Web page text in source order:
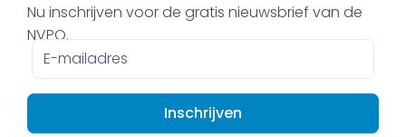
Nu inschrijven voor de gratis nieuwsbrief van de
NVPO.
E-
mailadres